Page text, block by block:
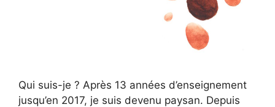
Qui suis-je ? Après 13 années d’enseignement
jusqu’en 2017, je suis devenu paysan. Depuis